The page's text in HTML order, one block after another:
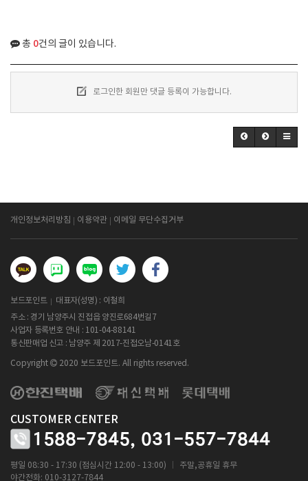
총 0건의 글이 있습니다.
로그인한 회원만 댓글 등록이 가능합니다.
개인정보처리방침 이용약관 이메일 무단수집거부
보드포인트
대표자(성명) : 이철희
주소 : 경기 남양주시 진접읍 양진로684번길7
사업자 등록번호 안내 : 101-04-88141
통신판매업 신고 : 남양주 제 2017-진접오남-0141호
Copyright 2020 보드포인트. All rights reserved.
CUSTOMER CENTER
1588-7845, 031-557-7844
평일 08:30 - 17:30 (점심시간 12:00 - 13:00)
주말,공휴일 휴무
야간전화: 010-3127-7844